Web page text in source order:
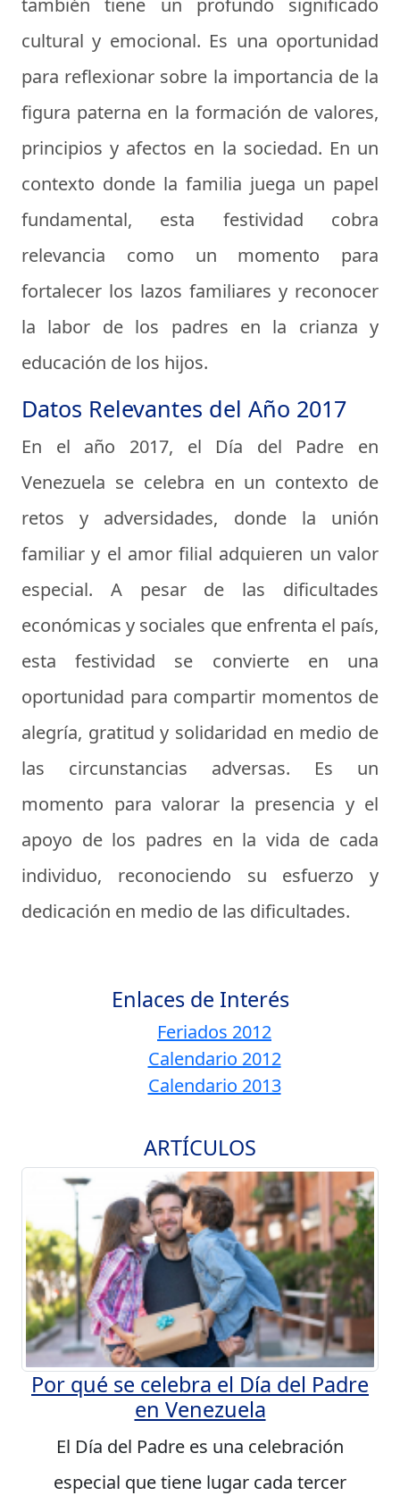
también tiene un profundo significado
cultural y emocional. Es una oportunidad
para reflexionar sobre la importancia de la
figura paterna en la formación de valores,
principios y afectos en la sociedad. En un
contexto donde la familia juega un papel
fundamental, esta festividad cobra
relevancia como un momento para
fortalecer los lazos familiares y reconocer
la labor de los padres en la crianza y
educación de los hijos.
Datos Relevantes del Año 2017
En el año 2017, el Día del Padre en
Venezuela se celebra en un contexto de
retos y adversidades, donde la unión
familiar y el amor filial adquieren un valor
especial. A pesar de las dificultades
económicas y sociales que enfrenta el país,
esta festividad se convierte en una
oportunidad para compartir momentos de
alegría, gratitud y solidaridad en medio de
las circunstancias adversas. Es un
momento para valorar la presencia y el
apoyo de los padres en la vida de cada
individuo, reconociendo su esfuerzo y
dedicación en medio de las dificultades.
Enlaces de Interés
Feriados 2012
Calendario 2012
Calendario 2013
ARTÍCULOS
Por qué se celebra el Día del Padre
en Venezuela
El Día del Padre es una celebración
especial que tiene lugar cada tercer